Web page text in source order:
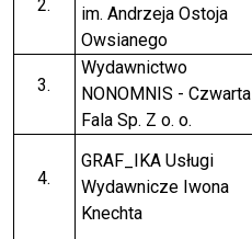
im. Andrzeja Ostoja
Owsianego
Wydawnictwo
NONOMNIS - Czwarta
Fala Sp. Z o. o.
GRAF_IKA Usługi
Wydawnicze Iwona
Knechta